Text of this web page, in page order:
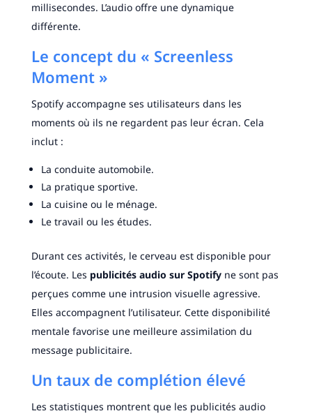
millisecondes. L’audio offre une dynamique
différente.
Le concept du « Screenless
Moment »
Spotify accompagne ses utilisateurs dans les
moments où ils ne regardent pas leur écran. Cela
inclut :
La conduite automobile.
La pratique sportive.
La cuisine ou le ménage.
Le travail ou les études.
Durant ces activités, le cerveau est disponible pour
l’écoute. Les publicités audio sur Spotifyne sont pas
perçues comme une intrusion visuelle agressive.
Elles accompagnent l’utilisateur. Cette disponibilité
mentale favorise une meilleure assimilation du
message publicitaire.
Un taux de complétion élevé
Les statistiques montrent que les publicités audio